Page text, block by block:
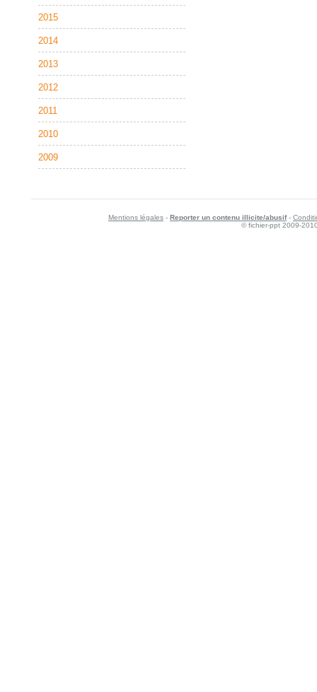
2015
2014
2013
2012
2011
2010
2009
Mentions légales - Reporter un contenu illicite/abusif-
© fichier-ppt 2009-